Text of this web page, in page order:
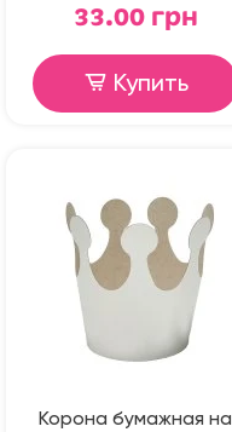
33.00 грн
Купить
Корона бумажная на